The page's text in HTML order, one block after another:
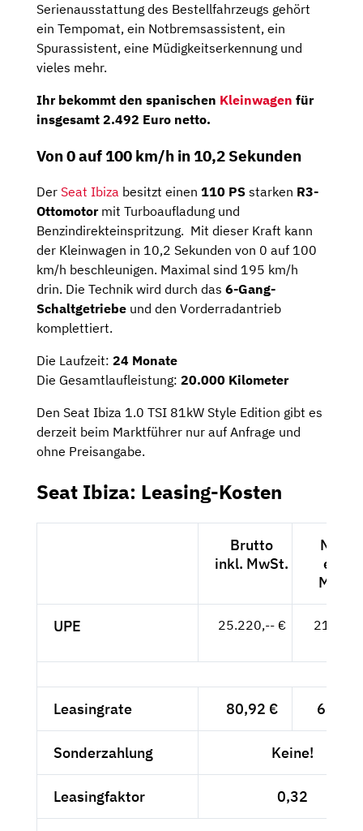
Serienausstattung des Bestellfahrzeugs gehört
ein Tempomat, ein Notbremsassistent, ein
Spurassistent, eine Müdigkeitserkennung und
vieles mehr.
Ihr bekommt den spanischen Kleinwagen für
insgesamt 2.492 Euro netto.
Von 0 auf 100 km/h in 10,2 Sekunden
Der Seat Ibiza besitzt einen 110 PS starken R3-
Ottomotormit Turboaufladung und
Benzindirekteinspritzung. Mit dieser Kraft kann
der Kleinwagen in 10,2 Sekunden von 0 auf 100
km/h beschleunigen. Maximal sind 195 km/h
drin. Die Technik wird durch das 6-Gang-
Schaltgetriebe und den Vorderradantrieb
komplettiert.
Die Laufzeit: 24 Monate
Die Gesamtlaufleistung: 20.000 Kilometer
Den Seat Ibiza 1.0 TSI 81kW Style Edition gibt es
derzeit beim Marktführer nur auf Anfrage und
ohne Preisangabe.
Seat Ibiza: Leasing-Kosten
Brutto
inkl. MwSt.
Netto
exkl.
MwSt.
UPE 25.220,-- €
Leasingrate 80,92 € 68,-- €
Sonderzahlung Keine!
Leasingfaktor 0,32